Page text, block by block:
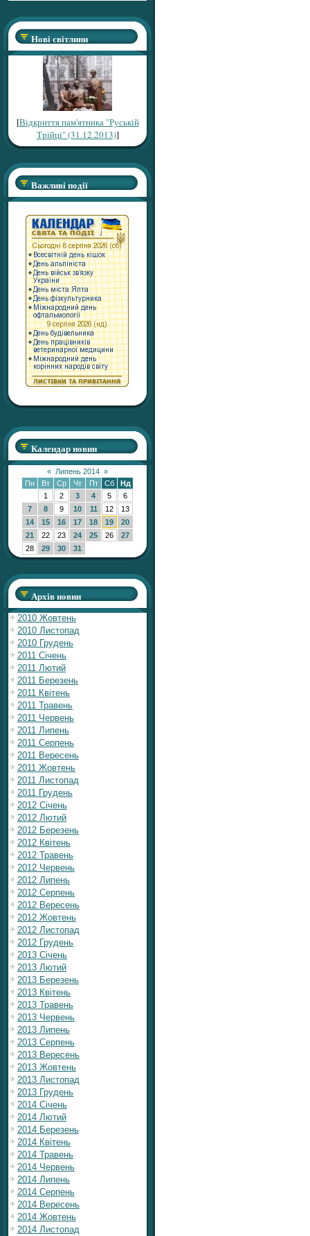
Нові світлини
[Відкриття пам'ятника "Руській
Трійці" (31.12.2013)]
Важливі події
Календар новин
« Липень 2014 »
Пн
Вт Ср Чт Пт Сб
Нд
1
2 3 4 5
6
7
8 9 10 11 12
13
14
15 16 17 18 19
20
21
22 23 24 25 26
27
28
29 30 31
Архів новин
2010 Жовтень
2010 Листопад
2010 Грудень
2011 Січень
2011 Лютий
2011 Березень
2011 Квітень
2011 Травень
2011 Червень
2011 Липень
2011 Серпень
2011 Вересень
2011 Жовтень
2011 Листопад
2011 Грудень
2012 Січень
2012 Лютий
2012 Березень
2012 Квітень
2012 Травень
2012 Червень
2012 Липень
2012 Серпень
2012 Вересень
2012 Жовтень
2012 Листопад
2012 Грудень
2013 Січень
2013 Лютий
2013 Березень
2013 Квітень
2013 Травень
2013 Червень
2013 Липень
2013 Серпень
2013 Вересень
2013 Жовтень
2013 Листопад
2013 Грудень
2014 Січень
2014 Лютий
2014 Березень
2014 Квітень
2014 Травень
2014 Червень
2014 Липень
2014 Серпень
2014 Вересень
2014 Жовтень
2014 Листопад